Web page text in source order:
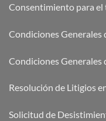
Consentimiento para
Condiciones
Condiciones
Resolución de Litigios
Solicitud de